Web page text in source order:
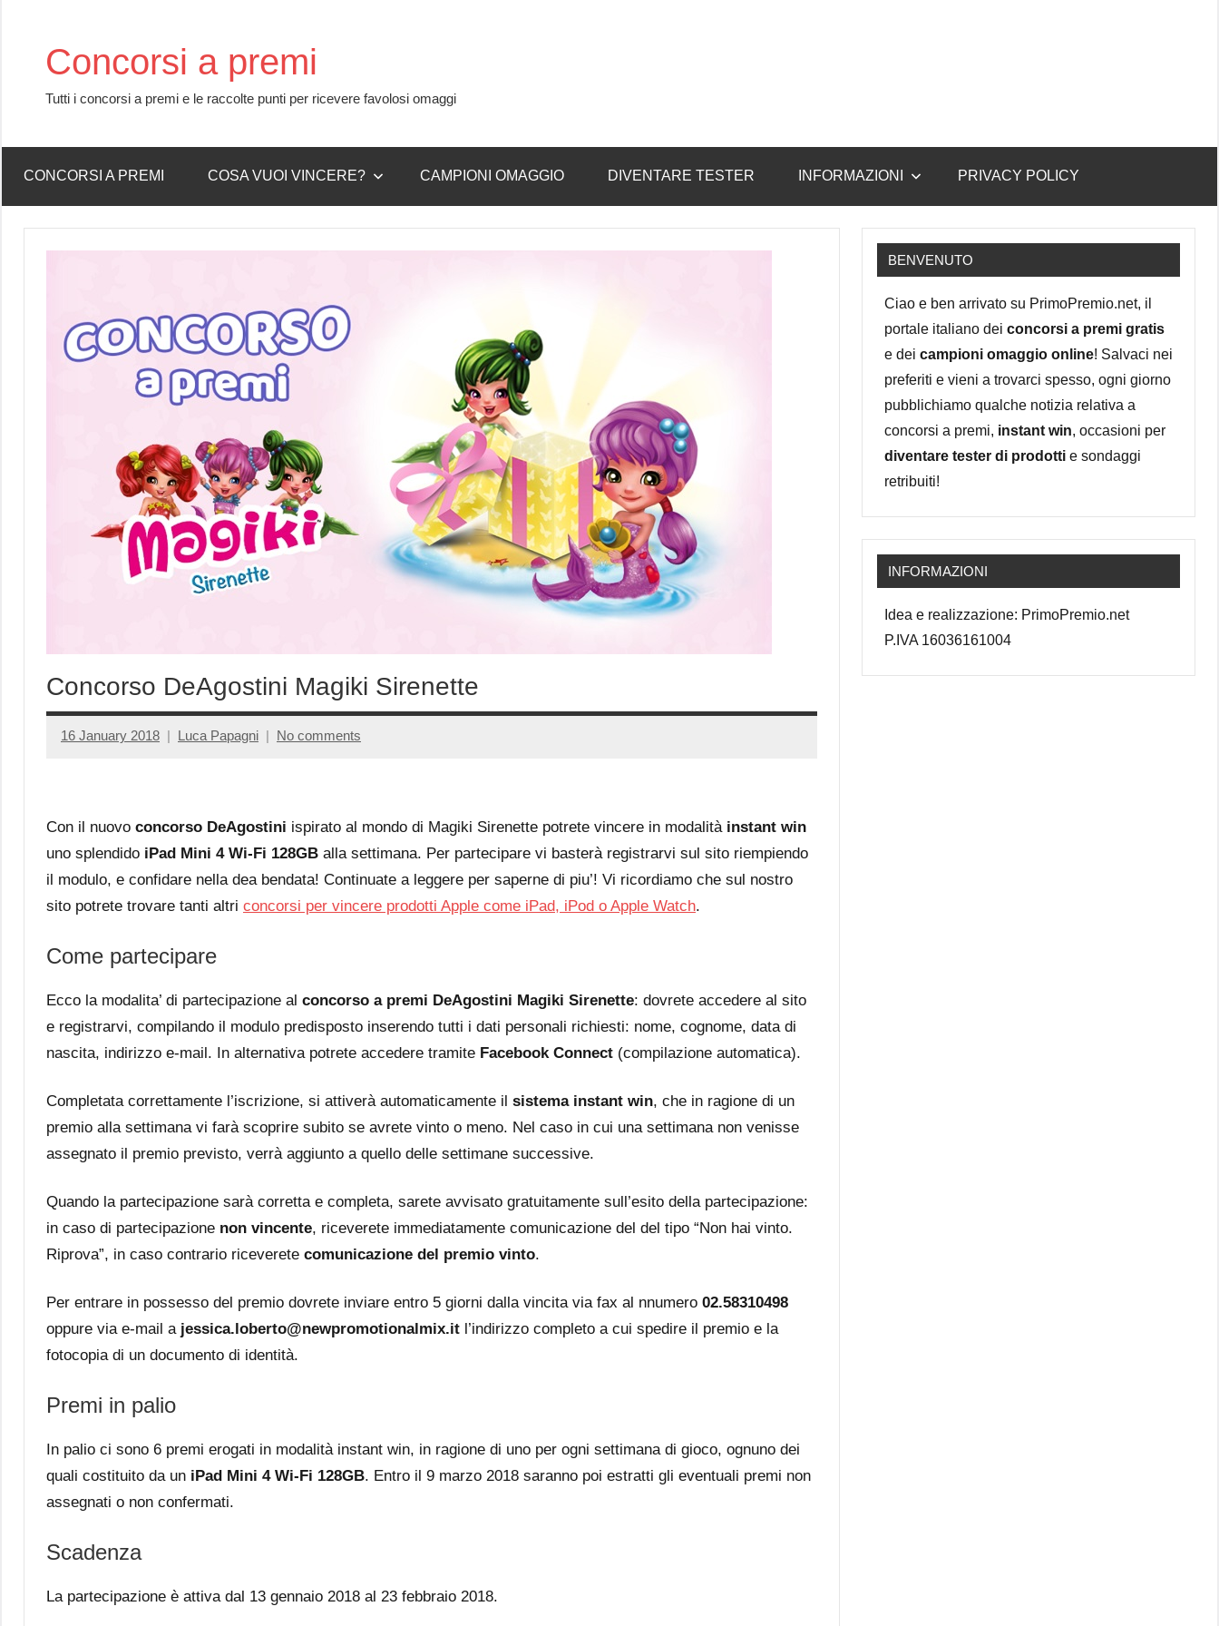
contentConcorsi a premi
Tutti i concorsi a premi e le raccolte punti per ricevere favolosi omaggi
CONCORSI A PREMI COSA VUOI VINCERE? CAMPIONI OMAGGIO DIVENTARE TESTER INFORMAZIONI PRIVACY POLICY
Concorso DeAgostini Magiki Sirenette
16 January 2018 Luca Papagni No comments
Con il nuovo concorso DeAgostini ispirato al mondo di Magiki Sirenette potrete vincere in modalità instant win
uno splendido iPad Mini 4 Wi-Fi 128GB alla settimana. Per partecipare vi basterà registrarvi sul sito riempiendo
il modulo, e confidare nella dea bendata! Continuate a leggere per saperne di piu’! Vi ricordiamo che sul nostro
sito potrete trovare tanti altri concorsi per vincere prodotti Apple come iPad, iPod o Apple Watch.
Come partecipare
Ecco la modalita’ di partecipazione al concorso a premi DeAgostini Magiki Sirenette: dovrete accedere al sito
e registrarvi, compilando il modulo predisposto inserendo tutti i dati personali richiesti: nome, cognome, data di
nascita, indirizzo e-mail. In alternativa potrete accedere tramite Facebook Connect (compilazione automatica).
Completata correttamente l’iscrizione, si attiverà automaticamente il sistema instant win, che in ragione di un
premio alla settimana vi farà scoprire subito se avrete vinto o meno. Nel caso in cui una settimana non venisse
assegnato il premio previsto, verrà aggiunto a quello delle settimane successive.
Quando la partecipazione sarà corretta e completa, sarete avvisato gratuitamente sull’esito della partecipazione:
in caso di partecipazione non vincente, riceverete immediatamente comunicazione del del tipo “Non hai vinto.
Riprova”, in caso contrario riceverete comunicazione del premio vinto.
Per entrare in possesso del premio dovrete inviare entro 5 giorni dalla vincita via fax al nnumero 02.58310498
oppure via e-mail a jessica.loberto@newpromotionalmix.it l’indirizzo completo a cui spedire il premio e la
fotocopia di un documento di identità.
Premi in palio
In palio ci sono 6 premi erogati in modalità instant win, in ragione di uno per ogni settimana di gioco, ognuno dei
quali costituito da un iPad Mini 4 Wi-Fi 128GB. Entro il 9 marzo 2018 saranno poi estratti gli eventuali premi non
assegnati o non confermati.
Scadenza
La partecipazione è attiva dal 13 gennaio 2018 al 23 febbraio 2018.
BENVENUTO
Ciao e ben arrivato su PrimoPremio.net, il
portale italiano dei concorsi a premi gratis
e dei campioni omaggio online! Salvaci nei
preferiti e vieni a trovarci spesso, ogni giorno
pubblichiamo qualche notizia relativa a
concorsi a premi, instant win, occasioni per
diventare tester di prodotti e sondaggi
retribuiti!
INFORMAZIONI
Idea e realizzazione: PrimoPremio.net
P.IVA 16036161004